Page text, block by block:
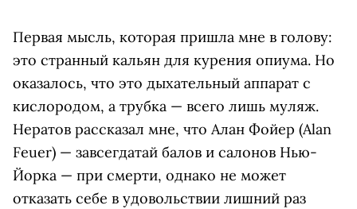
Первая мысль, которая пришла мне в голову:
это странный кальян для курения опиума. Но
оказалось, что это дыхательный аппарат с
кислородом, а трубка — всего лишь муляж.
Нератов рассказал мне, что Алан Фойер (Alan
Feuer) — завсегдатай балов и салонов Нью-
Йорка — при смерти, однако не может
отказать себе в удовольствии лишний раз